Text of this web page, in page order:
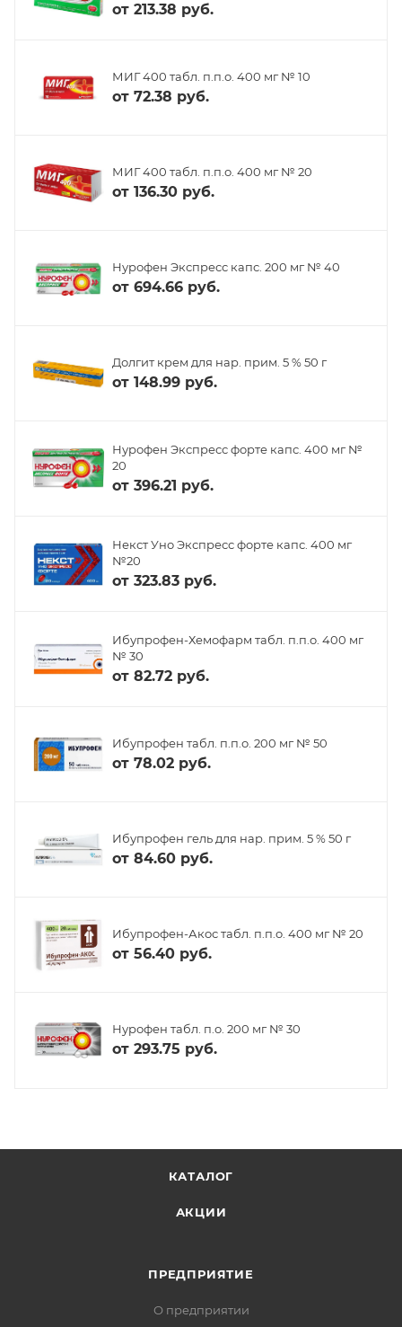
от 213.38 руб.
МИГ 400 табл. п.п.о. 400 мг № 10
от 72.38 руб.
МИГ 400 табл. п.п.о. 400 мг № 20
от 136.30 руб.
Нурофен Экспресс капс. 200 мг № 40
от 694.66 руб.
Долгит крем для нар. прим. 5 % 50 г
от 148.99 руб.
Нурофен Экспресс форте капс. 400 мг №
20
от 396.21 руб.
Некст Уно Экспресс форте капс. 400 мг
№20
от 323.83 руб.
Ибупрофен-Хемофарм табл. п.п.о. 400 мг
№ 30
от 82.72 руб.
Ибупрофен табл. п.п.о. 200 мг № 50
от 78.02 руб.
Ибупрофен гель для нар. прим. 5 % 50 г
от 84.60 руб.
Ибупрофен-Акос табл. п.п.о. 400 мг № 20
от 56.40 руб.
Нурофен табл. п.о. 200 мг № 30
от 293.75 руб.
КАТАЛОГ
АКЦИИ
ПРЕДПРИЯТИЕ
О предприятии